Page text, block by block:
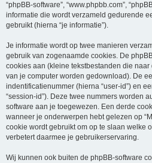
“phpBB-software”, “www.phpbb.com”,
informatie die wordt verzameld gedurende
gebruikt (hierna “je informatie”).
Je informatie wordt op twee manieren
gebruik van zogenaamde cookies. De
cookies aan (kleine tekstbestanden die
van je computer worden gedownload). De
indentificatienummer (hierna “user-id”) en
“session-id”). Deze twee nummers worden
software aan je toegewezen. Een derde
wanneer je onderwerpen hebt gelezen op
cookie wordt gebruikt om op te slaan welke
verbetert daarmee je gebruikerservaring.
Wij kunnen ook buiten de phpBB-software